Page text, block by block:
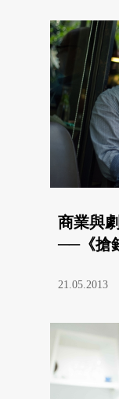
商業與
──《搶
21.05.2013